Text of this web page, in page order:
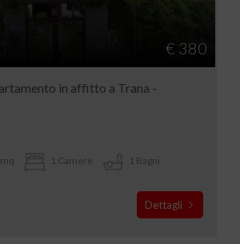
€ 380
in affitto a Trana -
1 Camere 1 Bagni
Dettagli